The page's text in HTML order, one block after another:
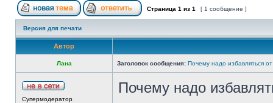
Страница 1 из 1 [ 1 сообщение ]
Версия для печати
Автор
Лана Заголовок сообщения: Почему надо избавляться
Супермодератор
Почему надо